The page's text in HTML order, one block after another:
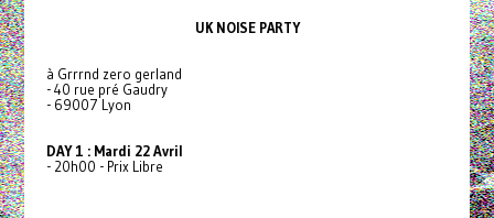
UK NOISE PARTY
à Grrrnd zero gerland
- 40 rue pré Gaudry
- 69007 Lyon
DAY 1 : Mardi 22 Avril
- 20h00 - Prix Libre